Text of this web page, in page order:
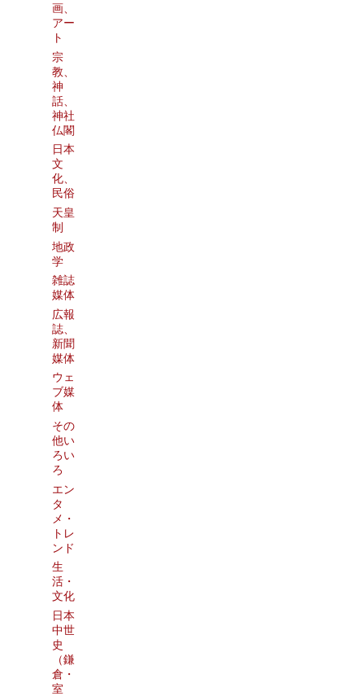
画、
アー
ト
宗
教、
神
話、
神社
仏閣
日本
文
化、
民俗
天皇
制
地政
学
雑誌
媒体
広報
誌、
新聞
媒体
ウェ
ブ媒
体
その
他い
ろい
ろ
エン
タ
メ・
トレ
ンド
生
活・
文化
日本
中世
史
（鎌
倉・
室